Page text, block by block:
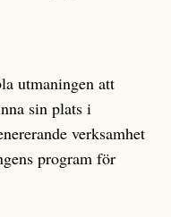
utmaningen att
sin plats i
verksamhet
program för